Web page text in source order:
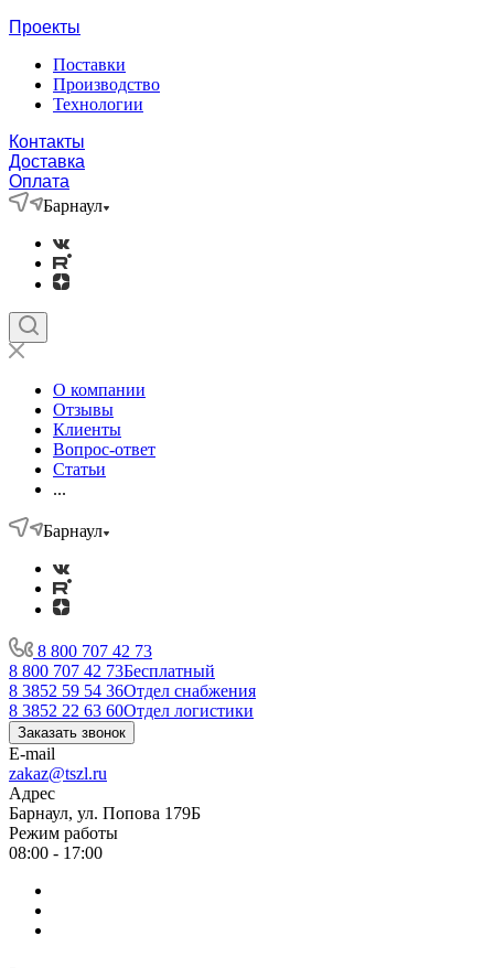
Проекты
Поставки
Производство
Технологии
Контакты
Доставка
Оплата
Барнаул
О компании
Отзывы
Клиенты
Вопрос-ответ
Статьи
...
Барнаул
8 800 707 42 73
8 800 707 42 73Бесплатный
8 3852 59 54 36Отдел снабжения
8 3852 22 63 60Отдел логистики
Заказать звонок
E-mail
zakaz@tszl.ru
Адрес
Барнаул, ул. Попова 179Б
Режим работы
08:00 - 17:00